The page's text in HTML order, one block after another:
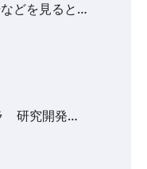
どを見ると…
研究開発…